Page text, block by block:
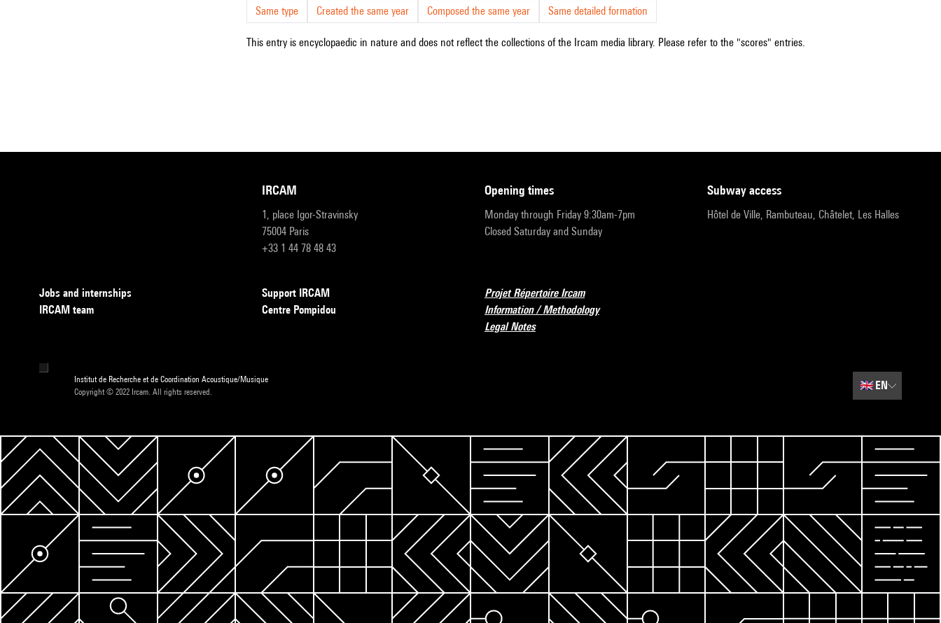
Same type Created the same year Composed the same year Same detailed formation
This entry is encyclopaedic in nature and does not reflect the collections of the Ircam media library. Please refer to the "scores" entries.
IRCAM
1, place Igor-Stravinsky
75004 Paris
+33 1 44 78 48 43
opening times
Monday through Friday 9:30am-7pm
Closed Saturday and Sunday
subway access
Hôtel de Ville, Rambuteau, Châtelet, Les Halles
Jobs and internships
IRCAM team
Support IRCAM
Centre Pompidou
Projet Répertoire Ircam
Information / Methodology
Legal Notes
Institut de Recherche et de Coordination Acoustique/Musique
Copyright © 2022 Ircam. All rights reserved.
🇬🇧EN